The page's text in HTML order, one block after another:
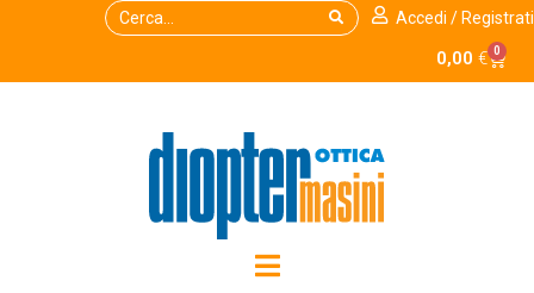
Accedi / Registrati
0,00 € 0